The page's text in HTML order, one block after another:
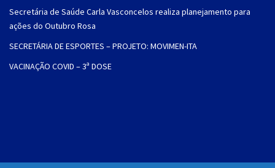
Secretária de Saúde Carla Vasconcelos realiza planejamento para
ações do Outubro Rosa
SECRETÁRIA DE ESPORTES – PROJETO: MOVIMEN-ITA
VACINAÇÃO COVID – 3ª DOSE